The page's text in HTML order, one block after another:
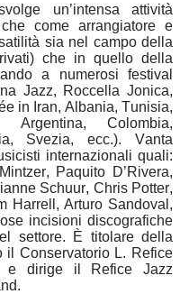
un’intensa attività
come arrangiatore e
sia nel campo della
che in quello della
a numerosi festival
Jazz, Roccella Jonica,
in Iran, Albania, Tunisia,
Argentina, Colombia,
Svezia, ecc.). Vanta
internazionali quali:
Paquito D’Rivera,
Schuur, Chris Potter,
Harrell, Arturo Sandoval,
incisioni discografiche
settore. È titolare della
il Conservatorio L. Refice
e dirige il Refice Jazz